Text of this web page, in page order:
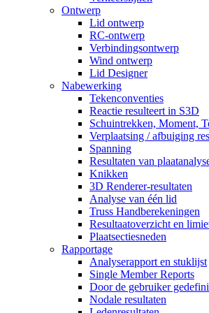
Ontwerp
Lid ontwerp
RC-ontwerp
Verbindingsontwerp
Wind ontwerp
Lid Designer
Nabewerking
Tekenconventies
Reactie resulteert in S3D
Schuintrekken, Moment,
Verplaatsing / afbuiging
Spanning
Resultaten van
Knikken
3D Renderer-resultaten
Analyse van één lid
Truss Handberekeningen
Resultaatoverzicht en
Plaatsectiesneden
Rapportage
Analyserapport en stuklijst
Single Member Reports
Door de gebruiker
Nodale resultaten